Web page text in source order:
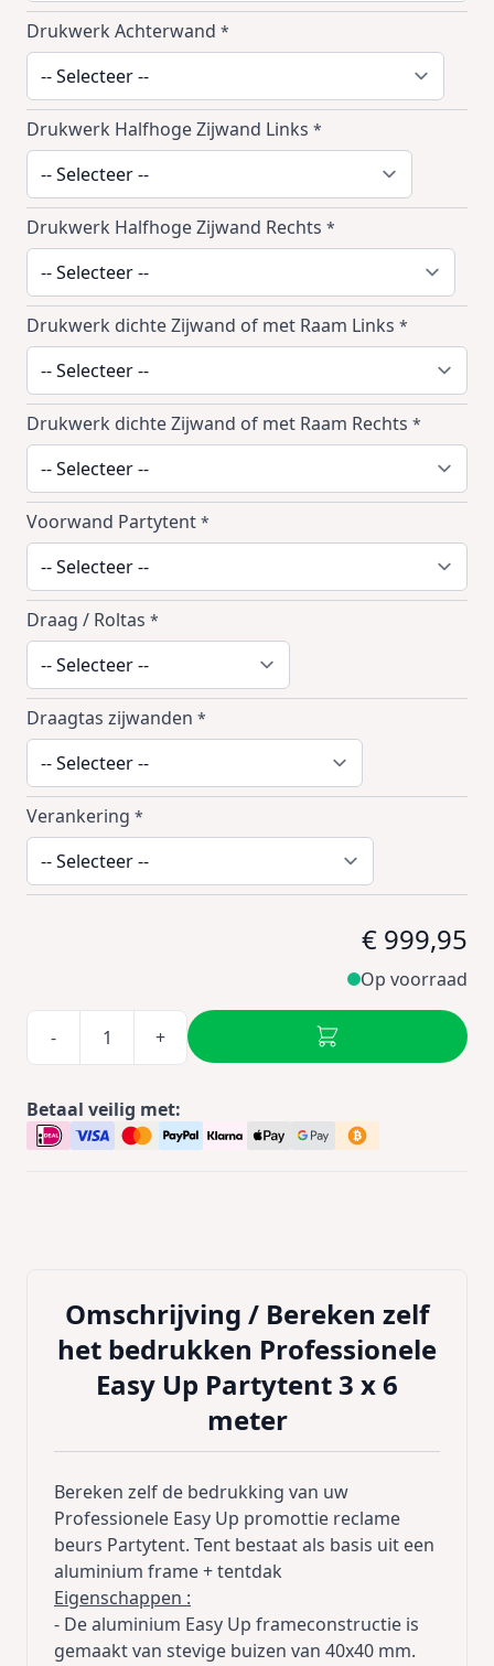
Drukwerk Achterwand *
Drukwerk Halfhoge Zijwand Links *
Drukwerk Halfhoge Zijwand Rechts *
Drukwerk dichte Zijwand of met Raam Links *
Drukwerk dichte Zijwand of met Raam Rechts *
Voorwand Partytent *
Draag / Roltas *
Draagtas zijwanden *
Verankering *
€ 999,95
Op voorraad
- +
Betaal veilig met:
Omschrijving / Bereken zelf
het bedrukken Professionele
Easy Up Partytent 3 x 6
meter
Bereken zelf de bedrukking van uw
Professionele Easy Up promottie reclame
beurs Partytent. Tent bestaat als basis uit een
aluminium frame + tentdak
Eigenschappen :
- De aluminium Easy Up frameconstructie is
gemaakt van stevige buizen van 40x40 mm.